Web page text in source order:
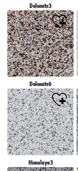
Dolomite3
Dolomite6
Himalaya3